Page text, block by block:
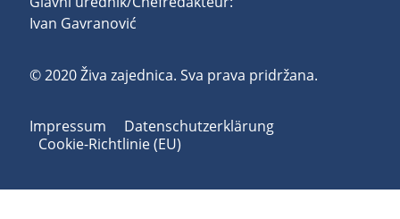
Ivan Gavranović
© 2020 Živa zajednica. Sva prava pridržana.
Impressum
Datenschutzerklärung
Cookie-Richtlinie (EU)